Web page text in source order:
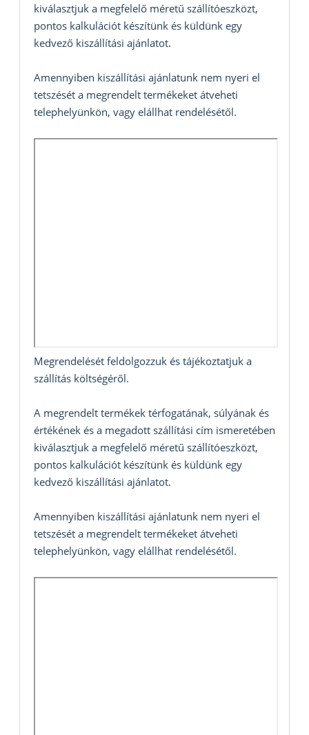
kiválasztjuk a megfelelő méretű szállítóeszközt,
pontos kalkulációt készítünk és küldünk egy
kedvező kiszállítási ajánlatot.
Amennyiben kiszállítási ajánlatunk nem nyeri el
tetszését a megrendelt termékeket átveheti
telephelyünkön, vagy elállhat rendelésétől.
Megrendelését feldolgozzuk és tájékoztatjuk a
szállítás költségéről.
A megrendelt termékek térfogatának, súlyának és
értékének és a megadott szállítási cím ismeretében
kiválasztjuk a megfelelő méretű szállítóeszközt,
pontos kalkulációt készítünk és küldünk egy
kedvező kiszállítási ajánlatot.
Amennyiben kiszállítási ajánlatunk nem nyeri el
tetszését a megrendelt termékeket átveheti
telephelyünkön, vagy elállhat rendelésétől.